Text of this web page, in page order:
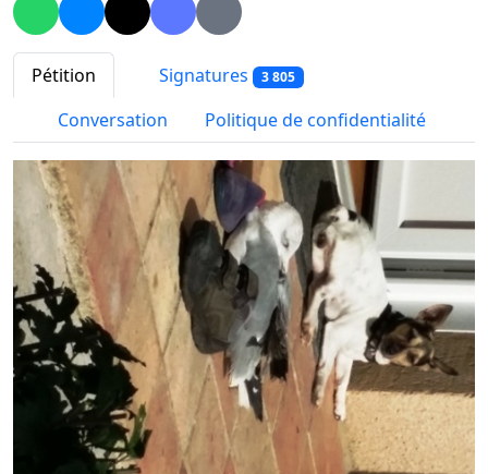
Pétition Signatures 3 805
Conversation Politique de confidentialité